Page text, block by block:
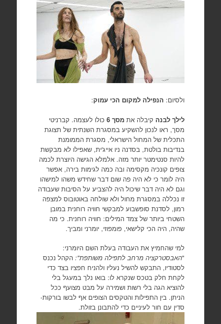
ולסיום: הנפילה למקום הכי עמוק:
לילך לבנה קיבלה את מסך 6 כולו לעצמה. קברניטי
מסך, ראו לנכון להשקיע במסגרת השנתית של תצוגת
התכלית של המחול הישראלי, מסגרת הממומנת
בנדיבות בולטת, בסדנה ניו אייג'ית, שאפילו לא מבקשת
להיות סנטימטר יותר מזה. אלמלא הגישה היוצרת לכמה
צופים קונכיה מקסימה ובה כמה לגימות בירה, אפשר
היה לומר כי לא היה פה שום דבר שחידש משהו למישהו
וגם לא היה דבר שיכול היה להצביע על הסיבות שעבודה
זו נכללה במסגרת מחול ולא שולחה באוטובוס למצפה
רמון, לסדנת סופשבוע למבקשי חוויה רוחנית במובן
השטחי ביותר של צמד המילים: חוויה רוחנית. כי מה
שהיה, היה הכי קלישאי, פומפוזי, יומרני ומביך.
למי שהחמיץ את העבודה בעלת השם היומרני:
"האבסטרקציה מרחב לתפילה משותפת":הקהל נכנס
לסטודיו, התבקש להשיל נעליו ולהניח חפציו בצד כדי
לקחת חלק בטכס שנקרא לו: בואו נלך במעגל בלי
להוציא הגה בלי רשות ושמירה על מבט מצועף ככל
הניתן. בין התפילות והטקסים הצופים אף לבשו בורקות-
סדין עם חור לעיניים כדי להתבונן בזולת.